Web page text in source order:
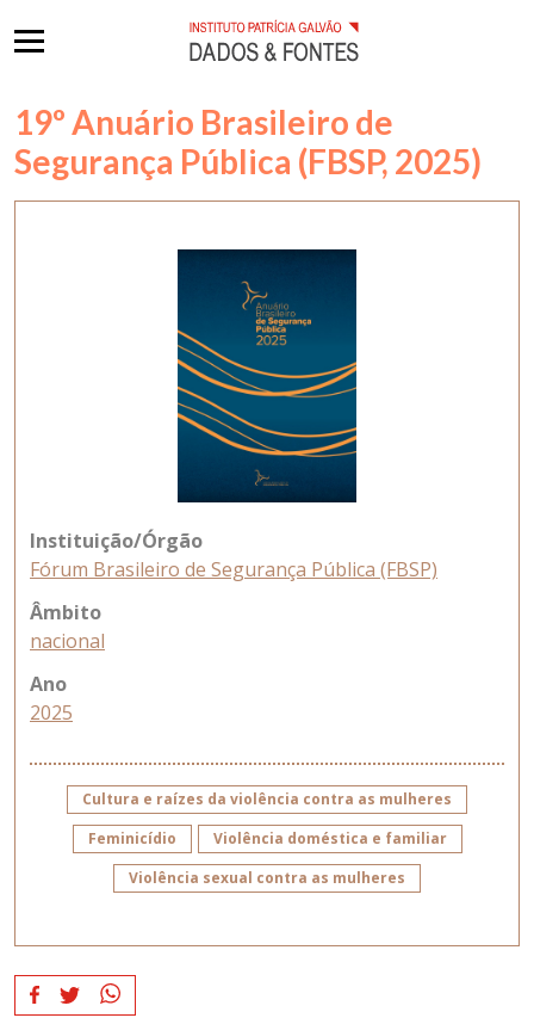
19º Anuário Brasileiro de
Segurança Pública (FBSP, 2025)
Instituição/Órgão
Fórum Brasileiro de Segurança Pública (FBSP)
Âmbito
nacional
Ano
2025
Cultura e raízes da violência contra as mulheres
Feminicídio
Violência doméstica e familiar
Violência sexual contra as mulheres